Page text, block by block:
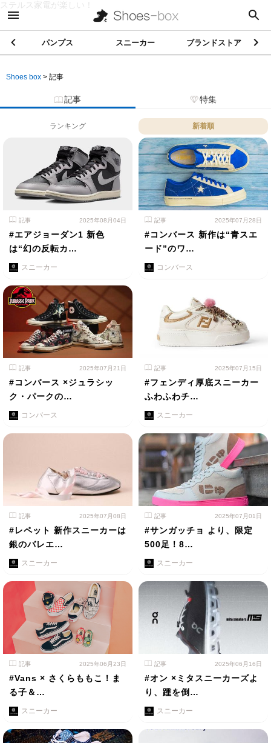
ステルス家電が楽しい！
パンプス スニーカー ブランドストア
Shoes box > 記事
記事 特集
ランキング 新着順
記事 2025年08月04日
#エアジョーダン1 新色
は“幻の反転カ…
スニーカー
記事 2025年07月28日
#コンバース 新作は“青スエ
ード”のワ…
コンバース
記事 2025年07月21日
#コンバース ×ジュラシッ
ク・パークの…
コンバース
記事 2025年07月15日
#フェンディ厚底スニーカー
ふわふわチ…
スニーカー
記事 2025年07月08日
#レペット 新作スニーカーは
銀のバレエ…
スニーカー
記事 2025年07月01日
#サンガッチョ より、限定
500足！8…
スニーカー
記事 2025年06月23日
#Vans × さくらももこ！ま
る子＆…
スニーカー
記事 2025年06月16日
#オン ×ミタスニーカーズよ
り、踵を倒…
スニーカー